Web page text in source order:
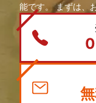
能です。 まずは、